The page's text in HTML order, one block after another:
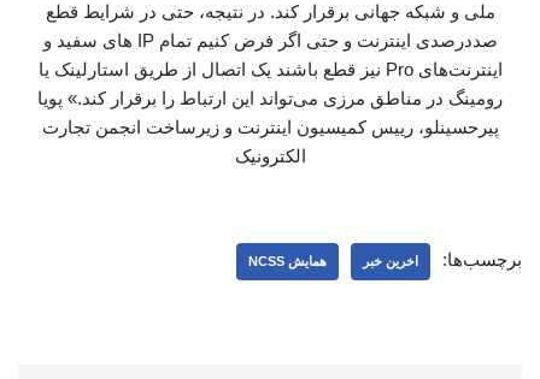
ملی و شبکه جهانی برقرار کند. در نتیجه، حتی در شرایط قطع
صددرصدی اینترنت و حتی اگر فرض کنیم تمام IP های سفید و
اینترنت‌های Pro نیز قطع باشند یک اتصال از طریق استارلینک یا
رومینگ در مناطق مرزی می‌تواند این ارتباط را برقرار کند.» پویا
پیرحسینلو، رییس کمیسیون اینترنت و زیرساخت انجمن تجارت
الکترونیک
برچسب‌ها: اخرین خبر همایش NCSS